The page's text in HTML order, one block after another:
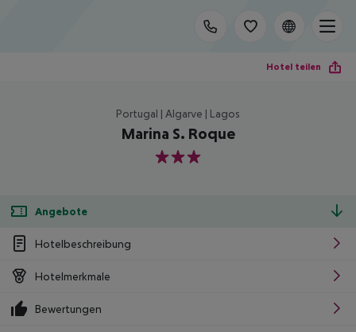
Hotel teilen
Portugal | Algarve | Lagos
Marina S. Roque
3
Angebote
Hotelbeschreibung
Hotelmerkmale
Bewertungen